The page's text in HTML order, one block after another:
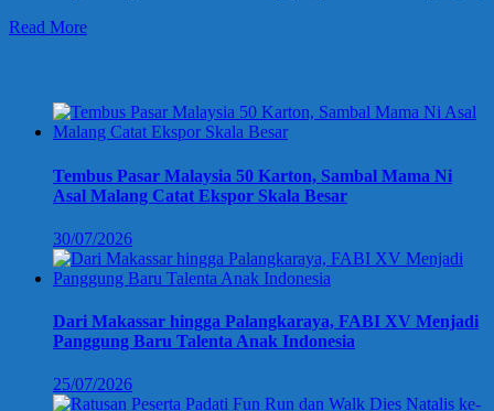
Read More
Tembus Pasar Malaysia 50 Karton, Sambal Mama Ni
Asal Malang Catat Ekspor Skala Besar
30/07/2026
Dari Makassar hingga Palangkaraya, FABI XV Menjadi
Panggung Baru Talenta Anak Indonesia
25/07/2026